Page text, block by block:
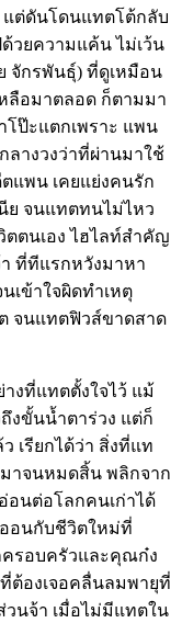
ต่ดันโดนแทตโต้กลับ
วยความแค้น ไม่เว้น
จักรพันธุ์) ที่ดูเหมือน
ลือมาตลอด ก็ตามมา
ป๊ะแตกเพราะ แพน
างวงว่าที่ผ่านมาใช้
แพน เคยแย่งคนรัก
ย จนแทตทนไม่ไหว
ตนเอง ไฮไลท์สำคัญ
ที่ทีแรกหวังมาหา
เข้าใจผิดทำเหตุ
จนแทตฟิวส์ขาดสาด
งที่แทตตั้งใจไว้ แม้
งขั้นน้ำตาร่วง แต่ก็
เรียกได้ว่า สิ่งที่แท
มาจนหมดสิ้น พลิกจาก
อนต่อโลกคนเก่าได้
อนกับชีวิตใหม่ที่
ครอบครัวและคุณก๋ง
ต้องเจอคลื่นลมพายุที่
นจ้า เมื่อไม่มีแทตใน